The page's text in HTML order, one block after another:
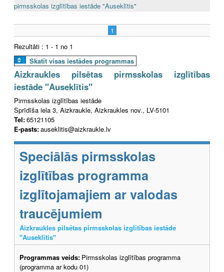
pirmsskolas izglītības iestāde "Auseklītis"
1
Rezultāti : 1 - 1 no 1
Skatīt visas iestādes programmas
Aizkraukles pilsētas pirmsskolas izglītības
iestāde "Auseklītis"
Pirmsskolas izglītības iestāde
Sprīdīša iela 3, Aizkraukle, Aizkraukles nov., LV-5101
Tel:65121105
E-pasts:auseklitis@aizkraukle.lv
Speciālās pirmsskolas
izglītības programma
izglītojamajiem ar valodas
traucējumiem
Aizkraukles pilsētas pirmsskolas izglītības iestāde
"Auseklītis"
Programmas veids: Pirmsskolas izglītības programma
(programma ar kodu 01)